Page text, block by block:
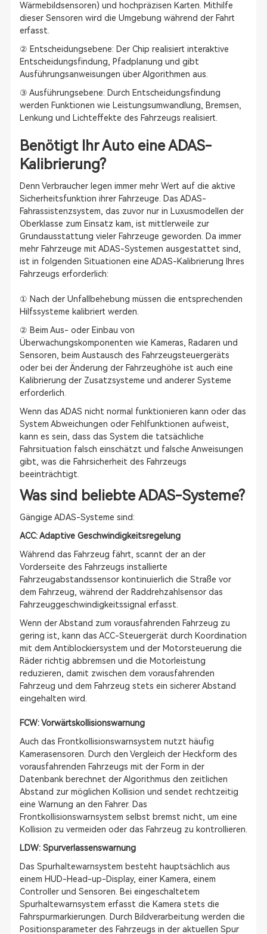
Wärmebildsensoren) und hochpräzisen Karten. Mithilfe
dieser Sensoren wird die Umgebung während der Fahrt
erfasst.
② Entscheidungsebene: Der Chip realisiert interaktive
Entscheidungsfindung, Pfadplanung und gibt
Ausführungsanweisungen über Algorithmen aus.
③ Ausführungsebene: Durch Entscheidungsfindung
werden Funktionen wie Leistungsumwandlung, Bremsen,
Lenkung und Lichteffekte des Fahrzeugs realisiert.
Benötigt Ihr Auto eine ADAS-
Kalibrierung?
Denn Verbraucher legen immer mehr Wert auf die aktive
Sicherheitsfunktion ihrer Fahrzeuge. Das ADAS-
Fahrassistenzsystem, das zuvor nur in Luxusmodellen der
Oberklasse zum Einsatz kam, ist mittlerweile zur
Grundausstattung vieler Fahrzeuge geworden. Da immer
mehr Fahrzeuge mit ADAS-Systemen ausgestattet sind,
ist in folgenden Situationen eine ADAS-Kalibrierung Ihres
Fahrzeugs erforderlich:
① Nach der Unfallbehebung müssen die entsprechenden
Hilfssysteme kalibriert werden.
② Beim Aus- oder Einbau von
Überwachungskomponenten wie Kameras, Radaren und
Sensoren, beim Austausch des Fahrzeugsteuergeräts
oder bei der Änderung der Fahrzeughöhe ist auch eine
Kalibrierung der Zusatzsysteme und anderer Systeme
erforderlich.
Wenn das ADAS nicht normal funktionieren kann oder das
System Abweichungen oder Fehlfunktionen aufweist,
kann es sein, dass das System die tatsächliche
Fahrsituation falsch einschätzt und falsche Anweisungen
gibt, was die Fahrsicherheit des Fahrzeugs
beeinträchtigt.
Was sind beliebte ADAS-Systeme?
Gängige ADAS-Systeme sind:
ACC: Adaptive Geschwindigkeitsregelung
Während das Fahrzeug fährt, scannt der an der
Vorderseite des Fahrzeugs installierte
Fahrzeugabstandssensor kontinuierlich die Straße vor
dem Fahrzeug, während der Raddrehzahlsensor das
Fahrzeuggeschwindigkeitssignal erfasst.
Wenn der Abstand zum vorausfahrenden Fahrzeug zu
gering ist, kann das ACC-Steuergerät durch Koordination
mit dem Antiblockiersystem und der Motorsteuerung die
Räder richtig abbremsen und die Motorleistung
reduzieren, damit zwischen dem vorausfahrenden
Fahrzeug und dem Fahrzeug stets ein sicherer Abstand
eingehalten wird.
FCW: Vorwärtskollisionswarnung
Auch das Frontkollisionswarnsystem nutzt häufig
Kamerasensoren. Durch den Vergleich der Heckform des
vorausfahrenden Fahrzeugs mit der Form in der
Datenbank berechnet der Algorithmus den zeitlichen
Abstand zur möglichen Kollision und sendet rechtzeitig
eine Warnung an den Fahrer. Das
Frontkollisionswarnsystem selbst bremst nicht, um eine
Kollision zu vermeiden oder das Fahrzeug zu kontrollieren.
LDW: Spurverlassenswarnung
Das Spurhaltewarnsystem besteht hauptsächlich aus
einem HUD-Head-up-Display, einer Kamera, einem
Controller und Sensoren. Bei eingeschaltetem
Spurhaltewarnsystem erfasst die Kamera stets die
Fahrspurmarkierungen. Durch Bildverarbeitung werden die
Positionsparameter des Fahrzeugs in der aktuellen Spur